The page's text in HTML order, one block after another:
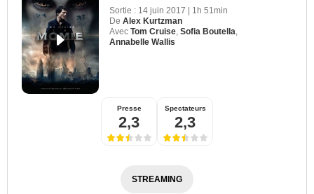
Sortie : 14 juin 2017
1h 51min
De Alex Kurtzman
Avec Tom Cruise, Sofia Boutella,
Annabelle Wallis
Presse
2,3
Spectateurs
2,3
STREAMING